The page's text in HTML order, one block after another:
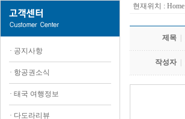
· 공지사항
· 항공권소식
· 태국 여행정보
· 다도라리뷰
현재위치 : Home
제목
작성자